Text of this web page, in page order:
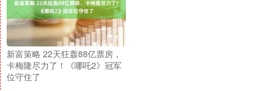
新富策略 22天狂轰88亿票房，
卡梅隆尽力了！《哪吒2》冠军
位守住了